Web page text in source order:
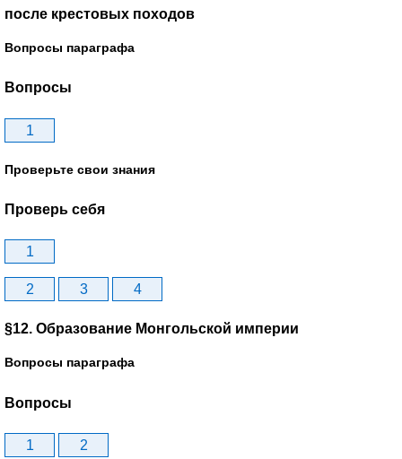
после крестовых походов
Вопросы параграфа
Вопросы
1
Проверьте свои знания
Проверь себя
1
2 3 4
§12. Образование Монгольской империи
Вопросы параграфа
Вопросы
1 2